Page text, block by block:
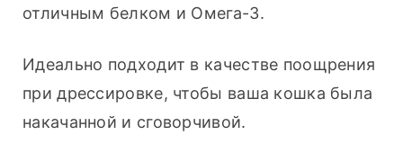
отличным белком и Омега-3.
Идеально подходит в качестве поощрения
при дрессировке, чтобы ваша кошка была
накачанной и сговорчивой.